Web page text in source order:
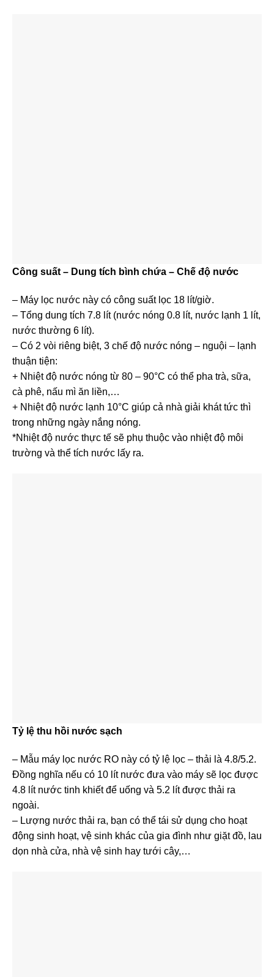
Công suất – Dung tích bình chứa – Chế độ nước
– Máy lọc nước này có công suất lọc 18 lít/giờ.
– Tổng dung tích 7.8 lít (nước nóng 0.8 lít, nước lạnh 1 lít,
nước thường 6 lít).
– Có 2 vòi riêng biệt, 3 chế độ nước nóng – nguội – lạnh
thuận tiện:
+ Nhiệt độ nước nóng từ 80 – 90°C có thể pha trà, sữa,
cà phê, nấu mì ăn liền,…
+ Nhiệt độ nước lạnh 10°C giúp cả nhà giải khát tức thì
trong những ngày nắng nóng.
*Nhiệt độ nước thực tế sẽ phụ thuộc vào nhiệt độ môi
trường và thể tích nước lấy ra.
Tỷ lệ thu hồi nước sạch
– Mẫu máy lọc nước RO này có tỷ lệ lọc – thải là 4.8/5.2.
Đồng nghĩa nếu có 10 lít nước đưa vào máy sẽ lọc được
4.8 lít nước tinh khiết để uống và 5.2 lít được thải ra
ngoài.
– Lượng nước thải ra, bạn có thể tái sử dụng cho hoạt
động sinh hoạt, vệ sinh khác của gia đình như giặt đồ, lau
dọn nhà cửa, nhà vệ sinh hay tưới cây,…